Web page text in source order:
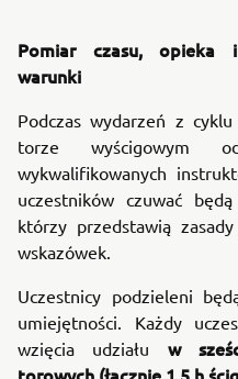
Pomiar czasu, opieka
warunki
Podczas wydarzeń z
torze wyścigowym
wykwalifikowanych
uczestników czuwać
którzy przedstawią
wskazówek.
Uczestnicy podzieleni
umiejętności. Każdy
wzięcia udziału w